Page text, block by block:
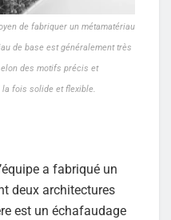
de fabriquer un métamatériau
de base est généralement très
des motifs précis et
fois solide et flexible.
a fabriqué un
deux architectures
est un échafaudage